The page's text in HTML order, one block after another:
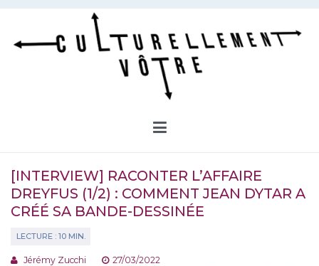
Aller
contenu
[INTERVIEW] RACONTER L’AFFAIRE
DREYFUS (1/2) : COMMENT JEAN DYTAR A
CRÉÉ SA BANDE-DESSINÉE
Jérémy Zucchi
27/03/2022